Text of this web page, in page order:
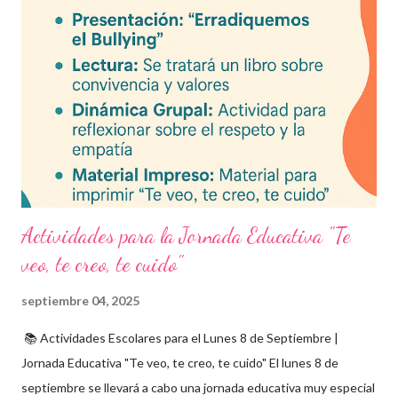
Evaluaciones alineadas al programa oficial. Formato optimizado
para impresión o uso en plataformas educativas. Reactivos que
fortalecen la comprensión y el pensamiento crítico. Ideal para
formación docente y evaluación diagnóstica. Material
descargable PDF editable. Estos exámenes también pueden
integrarse en herramientas digitales pa...
Actividades para la Jornada Educativa "Te
veo, te creo, te cuido"
septiembre 04, 2025
📚 Actividades Escolares para el Lunes 8 de Septiembre |
Jornada Educativa "Te veo, te creo, te cuido" El lunes 8 de
septiembre se llevará a cabo una jornada educativa muy especial